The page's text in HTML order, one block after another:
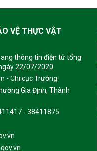
VỆ THỰC VẬT
thông tin điện tử tổng
22/07/2020
- Chi cục Trưởng
Gia Định, Thành
- 38411875